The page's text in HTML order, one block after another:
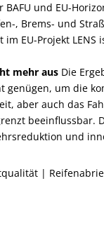
BAFU und EU-
, Brems- und
EU-Projekt
mehr aus Die
genügen, um die
aber auch das
beeinflussbar.
und
|